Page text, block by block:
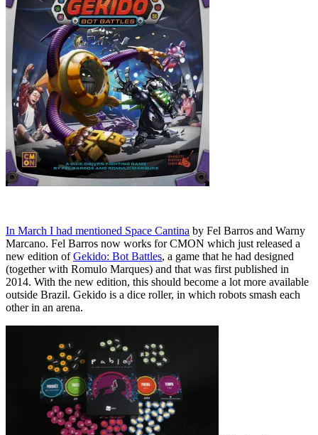
In March I had mentioned Space Cantina by Fel Barros and Warny
Marcano. Fel Barros now works for CMON which just released a
new edition ofGekido: Bot Battles, a game that he had designed
(together with Romulo Marques) and that was first published in
2014. With the new edition, this should become a lot more available
outside Brazil. Gekido is a dice roller, in which robots smash each
other in an arena.